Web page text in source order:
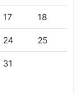
17 18
24 25
31